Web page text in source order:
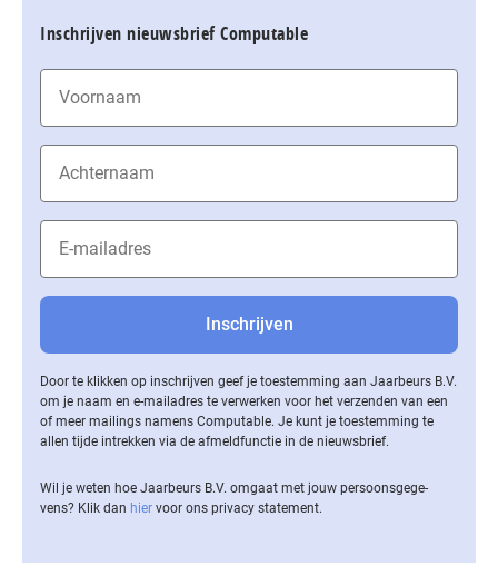
Inschrijven nieuwsbrief Computable
Door te klikken op inschrijven geef je toestemming aan Jaarbeurs B.V.
om je naam en e-mailadres te verwerken voor het verzenden van een
of meer mailings namens Computable. Je kunt je toestemming te
allen tijde intrekken via de af­meld­func­tie in de nieuwsbrief.
Wil je weten hoe Jaarbeurs B.V. omgaat met jouw per­soons­ge­ge­
vens? Klik dan hier voor ons privacy statement.